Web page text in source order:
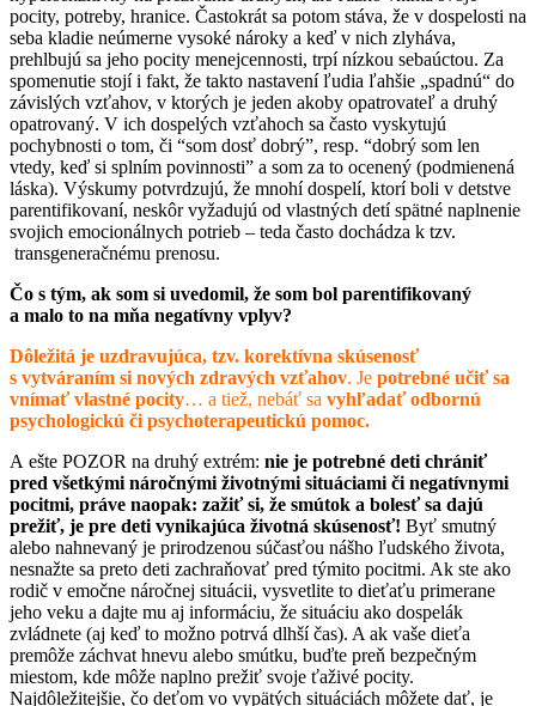
pocity, potreby, hranice. Častokrát sa potom stáva, že v dospelosti na
seba kladie neúmerne vysoké nároky a keď v nich zlyháva,
prehlbujú sa jeho pocity menejcennosti, trpí nízkou sebaúctou. Za
spomenutie stojí i fakt, že takto nastavení ľudia ľahšie „spadnú“ do
závislých vzťahov, v ktorých je jeden akoby opatrovateľ a druhý
opatrovaný. V ich dospelých vzťahoch sa často vyskytujú
pochybnosti o tom, či “som dosť dobrý”, resp. “dobrý som len
vtedy, keď si splním povinnosti” a som za to ocenený (podmienená
láska). Výskumy potvrdzujú, že mnohí dospelí, ktorí boli v detstve
parentifikovaní, neskôr vyžadujú od vlastných detí spätné naplnenie
svojich emocionálnych potrieb – teda často dochádza k tzv.
transgeneračnému prenosu.
Čo s tým, ak som si uvedomil, že som bol parentifikovaný
a malo to na mňa negatívny vplyv?
Dôležitá je uzdravujúca, tzv. korektívna skúsenosť
s vytváraním si nových zdravých vzťahov. Je potrebné učiť sa
vnímať vlastné pocity… a tiež, nebáť sa vyhľadať odbornú
psychologickú či psychoterapeutickú pomoc.
A ešte POZOR na druhý extrém: nie je potrebné deti chrániť
pred všetkými náročnými životnými situáciami či negatívnymi
pocitmi, práve naopak: zažiť si, že smútok a bolesť sa dajú
prežiť, je pre deti vynikajúca životná skúsenosť! Byť smutný
alebo nahnevaný je prirodzenou súčasťou nášho ľudského života,
nesnažte sa preto deti zachraňovať pred týmito pocitmi. Ak ste ako
rodič v emočne náročnej situácii, vysvetlite to dieťaťu primerane
jeho veku a dajte mu aj informáciu, že situáciu ako dospelák
zvládnete (aj keď to možno potrvá dlhší čas). A ak vaše dieťa
premôže záchvat hnevu alebo smútku, buďte preň bezpečným
miestom, kde môže naplno prežiť svoje ťaživé pocity.
Najdôležitejšie, čo deťom vo vypätých situáciách môžete dať, je